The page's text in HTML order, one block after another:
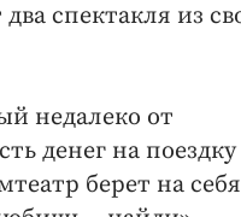
спектакля из
недалеко от
денег на поездку
берет на